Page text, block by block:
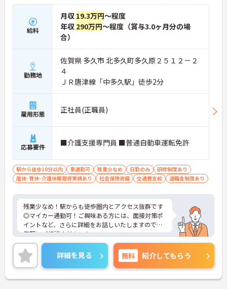
給料
月収 19.3万円～程度
年収 290万円～程度（賞与3.0ヶ月分の場
合）
勤務地
佐賀県 多久市 北多久町多久原２５１２－２
４
ＪＲ唐津線「中多久駅」徒歩2分
雇用形態 正社員(正職員)
応募要件 ■介護支援専門員 ■普通自動車運転免許
駅から徒歩10分以内 車通勤可 残業少なめ 日勤のみ
研修制度あり
産休･育休･介護休暇取得実績あり
社会保険完備 交通費支給 退職金制度あり
残業少なめ！駅からも徒歩圏内とアクセス抜群です
◎マイカー通勤可！ご興味ある方には、面接対策ポ
イントなど、さらに詳細をお話しいたしますのでお
気軽にご相談ください！
詳細を見る 無料 紹介してもらう